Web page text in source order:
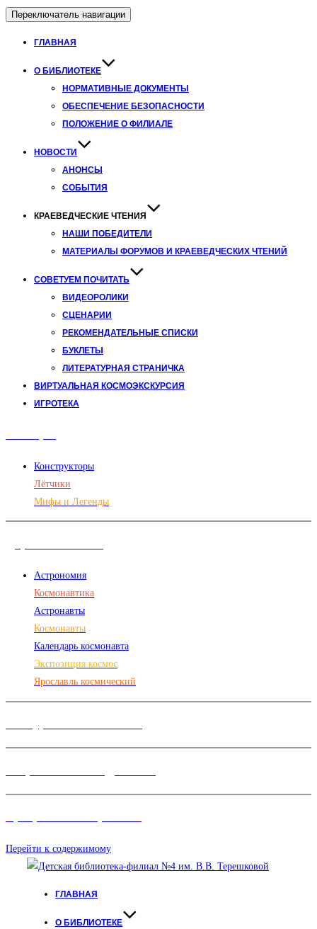
Переключатель навигации
ГЛАВНАЯ
О БИБЛИОТЕКЕ
НОРМАТИВНЫЕ ДОКУМЕНТЫ
ОБЕСПЕЧЕНИЕ БЕЗОПАСНОСТИ
ПОЛОЖЕНИЕ О ФИЛИАЛЕ
НОВОСТИ
АНОНСЫ
СОБЫТИЯ
КРАЕВЕДЧЕСКИЕ ЧТЕНИЯ
НАШИ ПОБЕДИТЕЛИ
МАТЕРИАЛЫ ФОРУМОВ И КРАЕВЕДЧЕСКИХ ЧТЕНИЙ
СОВЕТУЕМ ПОЧИТАТЬ
ВИДЕОРОЛИКИ
СЦЕНАРИИ
РЕКОМЕНДАТЕЛЬНЫЕ СПИСКИ
БУКЛЕТЫ
ЛИТЕРАТУРНАЯ СТРАНИЧКА
ВИРТУАЛЬНАЯ КОСМОЭКСКУРСИЯ
ИГРОТЕКА
Конструкторы
Лётчики
Мифы и Легенды
Астрономия
Космонавтика
Астронавты
Космонавты
Календарь космонавта
Экспозиция космос
Ярославль космический
Перейти к содержимому
ГЛАВНАЯ
О БИБЛИОТЕКЕ